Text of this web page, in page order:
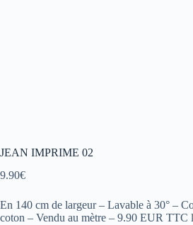
JEAN IMPRIME 02
9.90€
En 140 cm de largeur – Lavable à 30° –
coton – Vendu au mètre – 9.90 EUR TTC